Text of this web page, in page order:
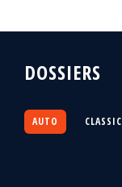
DOSSIERS
AUTO CLASSIC